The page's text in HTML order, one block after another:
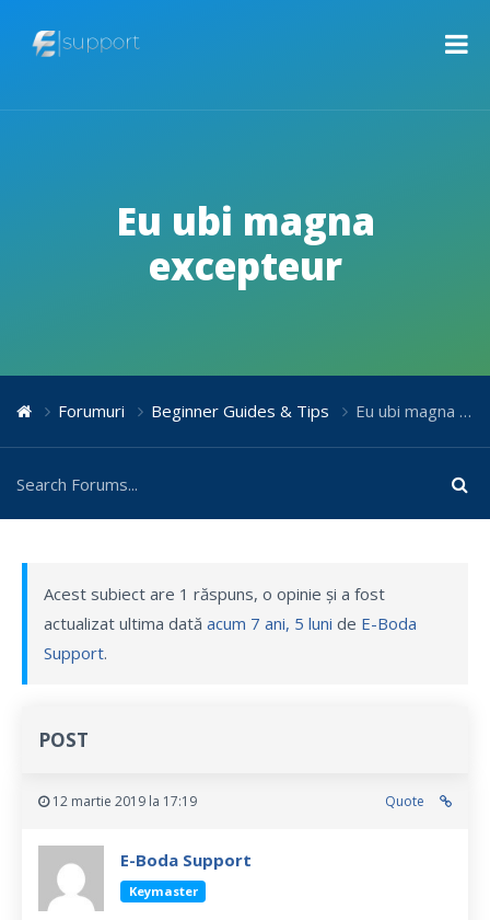
Eu ubi magna
excepteur
Forumuri Beginner Guides & Tips Eu ubi magna excepteur
Acest subiect are 1 răspuns, o opinie și a fost
actualizat ultima dată acum 7 ani, 5 luni de E-Boda
Support.
POST
12 martie 2019 la 17:19 Quote
E-Boda Support
Keymaster